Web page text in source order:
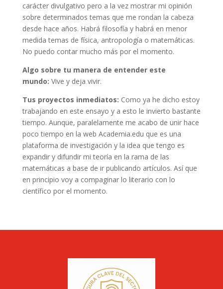
carácter divulgativo pero a la vez mostrar mi opinión
sobre determinados temas que me rondan la cabeza
desde hace años. Habrá filosofía y habrá en menor
medida temas de física, antropología o matemáticas.
No puedo contar mucho más por el momento.
Algo sobre tu manera de entender este
mundo: Vive y deja vivir.
Tus proyectos inmediatos: Como ya he dicho estoy
trabajando en este ensayo y a esto le invierto bastante
tiempo. Aunque, paralelamente me acabo de unir hace
poco tiempo en la web Academia.edu que es una
plataforma de investigación y la idea que tengo es
expandir y difundir mi teoría en la rama de las
matemáticas a base de ir publicando artículos. Así que
en principio voy a compaginar lo literario con lo
científico por el momento.